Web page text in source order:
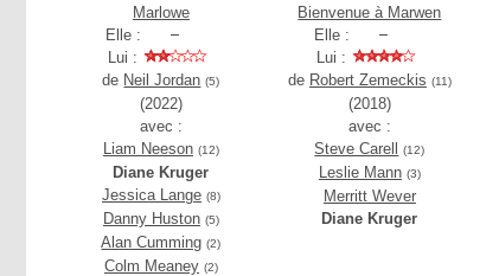
Marlowe
Elle :
Lui :
de Neil Jordan (5)
(2022)
avec :
Liam Neeson (12)
Diane Kruger
Jessica Lange (8)
Danny Huston (5)
Alan Cumming (2)
Colm Meaney (2)
Bienvenue à Marwen
Elle :
Lui :
de Robert Zemeckis (11)
(2018)
avec :
Steve Carell
(12)
Leslie Mann (3)
Merritt Wever
Diane Kruger